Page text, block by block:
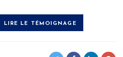
LE TÉMOIGNAGE